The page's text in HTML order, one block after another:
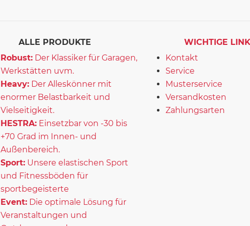
ALLE PRODUKTE
Robust: Der Klassiker für Garagen,
Werkstätten uvm.
Heavy: Der Alleskönner mit
enormer Belastbarkeit und
Vielseitigkeit.
HESTRA: Einsetzbar von -30 bis
+70 Grad im Innen- und
Außenbereich.
Sport: Unsere elastischen Sport
und Fitnessböden für
sportbegeisterte
Event: Die optimale Lösung für
Veranstaltungen und
WICHTIGE
Kontakt
Service
Musterservice
Versandkosten
Zahlungsarten